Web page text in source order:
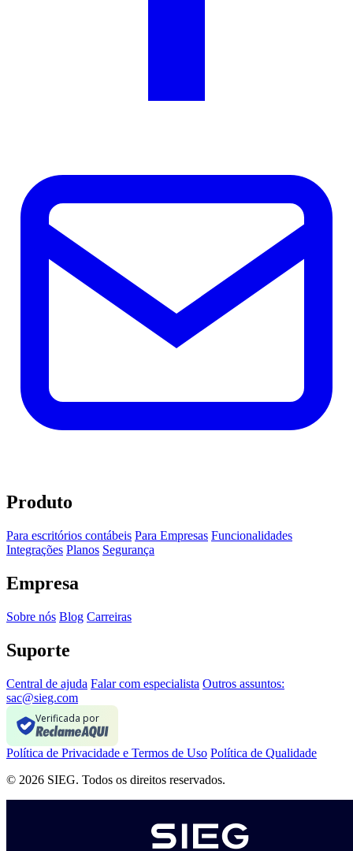
Produto
Para escritórios contábeis Para Empresas Funcionalidades
Integrações Planos Segurança
Empresa
Sobre nós Blog Carreiras
Suporte
Central de ajuda Falar com especialista Outros assuntos:
sac@sieg.com
Verificada por
Política de Privacidade e Termos de Uso Política de Qualidade
© 2026 SIEG. Todos os direitos reservados.